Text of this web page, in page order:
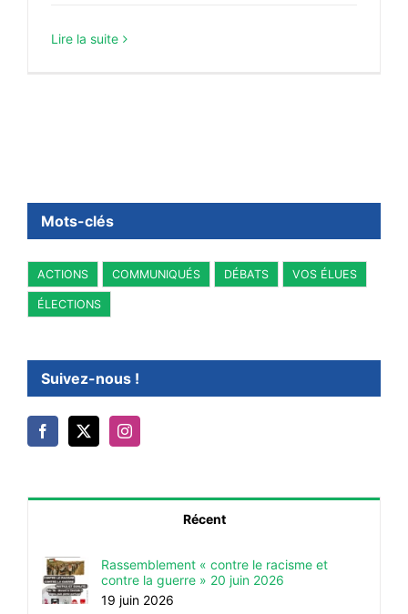
Lire la suite
Mots-clés
ACTIONS COMMUNIQUÉS DÉBATS VOS ÉLUES
ÉLECTIONS
Suivez-nous !
Récent
Rassemblement « contre le racisme et
contre la guerre » 20 juin 2026
19 juin 2026